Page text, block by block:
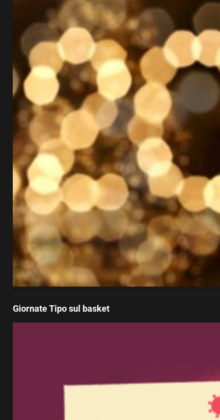
Giornate Tipo sul basket